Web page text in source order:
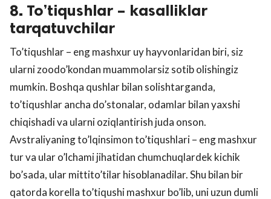
8. To’tiqushlar – kasalliklar
tarqatuvchilar
To’tiqushlar – eng mashxur uy hayvonlaridan biri, siz
ularni zoodo’kondan muammolarsiz sotib olishingiz
mumkin. Boshqa qushlar bilan solishtarganda,
to’tiqushlar ancha do’stonalar, odamlar bilan yaxshi
chiqishadi va ularni oziqlantirish juda onson.
Avstraliyaning to’lqinsimon to’tiqushlari – eng mashxur
tur va ular o’lchami jihatidan chumchuqlardek kichik
bo’sada, ular mittito’tilar hisoblanadilar. Shu bilan bir
qatorda korella to’tiqushi mashxur bo’lib, uni uzun dumli